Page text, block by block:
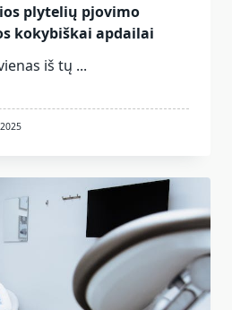
plytelių pjovimo
kokybiškai apdailai
iš tų ...